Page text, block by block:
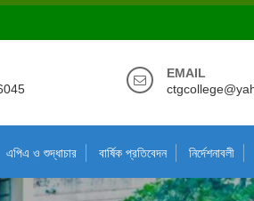
EMAIL
এপিএ ও শুদ্ধাচার বার্ষিক প্রতিবেদন নির্দেশনাবলী